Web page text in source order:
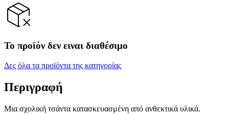
Το προϊόν δεν ειναι διαθέσιμο
Δες όλα τα προϊόντα της κατηγορίας
Περιγραφή
Μια σχολική τσάντα κατασκευασμένη από ανθεκτικά υλικά.